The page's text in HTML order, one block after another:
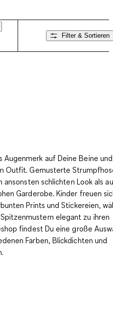
Filter & Sortieren
Augenmerk auf Deine Beine und
Outfit. Gemusterte
schlichten Look als
Garderobe. Kinder freuen
Prints und Stickereien,
elegant zu ihren
findest Du eine große
Farben, Blickdichten und